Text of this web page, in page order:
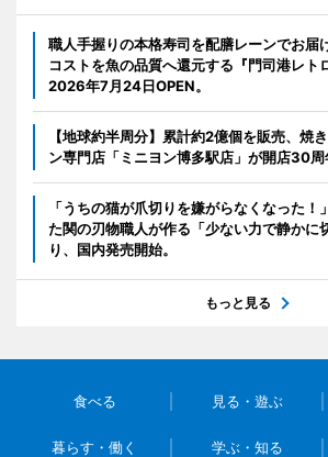
職人手握りの本格寿司を配膳レーンでお届
コストを魚の品質へ還元する『門司港レト
2026年7月24日OPEN。
【地球約半周分】累計約2億個を販売、焼
ン専門店「ミニヨン博多駅店」が開店30周
「うちの猫が爪切りを嫌がらなくなった
た関の刃物職人が作る「少ない力で静かに
り、国内発売開始。
もっと見る
食べる 見る・遊ぶ
暮らす・働く 学ぶ・知る